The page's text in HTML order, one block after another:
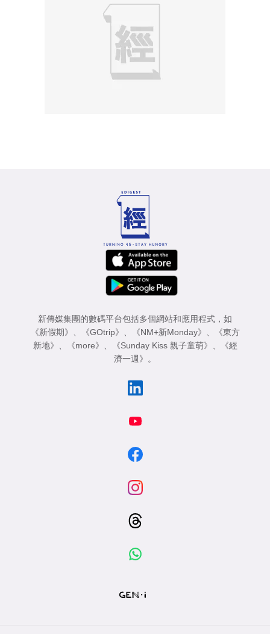
新傳媒集團的數碼平台包括多個網站和應用程式，如
《新假期》
《GOtrip》 《NM+新Monday》
《東方
新地》
《more》 《Sunday Kiss 親子童萌》
《經
濟一週》
。